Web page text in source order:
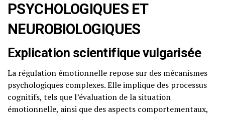
PSYCHOLOGIQUES ET
NEUROBIOLOGIQUES
Explication scientifique vulgarisée
La régulation émotionnelle repose sur des mécanismes
psychologiques complexes. Elle implique des processus
cognitifs, tels que l’évaluation de la situation
émotionnelle, ainsi que des aspects comportementaux,